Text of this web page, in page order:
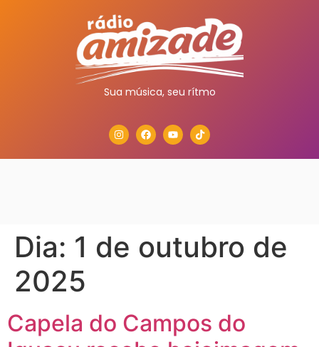
Sua música, seu rítmo
Dia: 1 de outubro de
2025
Capela do Campos do